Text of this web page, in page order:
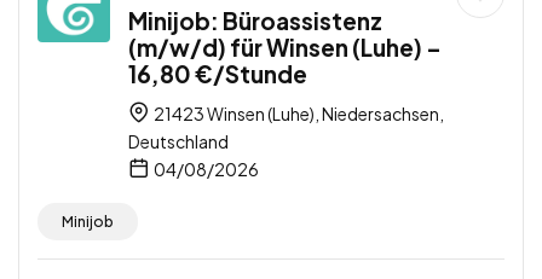
Minijob: Büroassistenz
(m/w/d) für Winsen (Luhe) –
16,80 €/Stunde
21423 Winsen (Luhe), Niedersachsen,
Deutschland
04/08/2026
Minijob